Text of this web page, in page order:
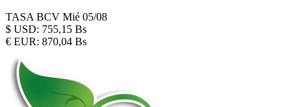
TASA BCV Mié 05/08
$ USD: 755,15 Bs
€ EUR: 870,04 Bs